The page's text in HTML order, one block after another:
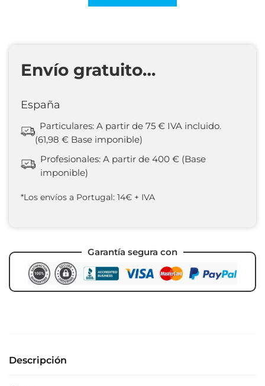
Envío gratuito…
España
Particulares: A partir de 75 € IVA incluido.
(61,98 € Base imponible)
Profesionales: A partir de 400 € (Base
imponible)
*Los envíos a Portugal: 14€ + IVA
Garantía segura con
Descripción